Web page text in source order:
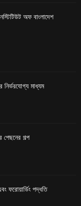
অফ বাংলাদেশ
নির্ভরযোগ্য মাধ্যম
পেছনের গল্প
ফরোয়ার্ডিং পদ্ধতি